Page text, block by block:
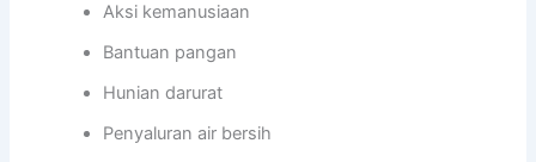
Aksi kemanusiaan
Bantuan pangan
Hunian darurat
Penyaluran air bersih